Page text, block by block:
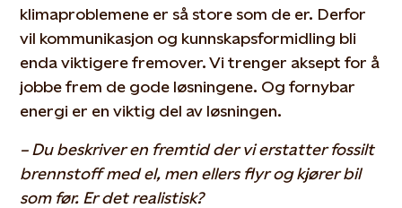
klimaproblemene er så store som de er. Derfor
vil kommunikasjon og kunnskapsformidling bli
enda viktigere fremover. Vi trenger aksept for å
jobbe frem de gode løsningene. Og fornybar
energi er en viktig del av løsningen.
– Du beskriver en fremtid der vi erstatter fossilt
brennstoff med el, men ellers flyr og kjører bil
som før. Er det realistisk?